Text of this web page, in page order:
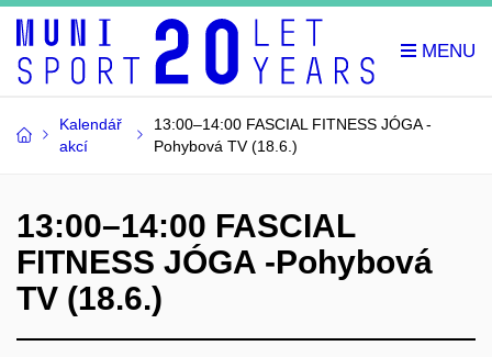
Kalendář
akcí
13:00–14:00 FASCIAL FITNESS JÓGA -
Pohybová TV (18.6.)
13:00–14:00 FASCIAL
FITNESS JÓGA -Pohybová
TV (18.6.)